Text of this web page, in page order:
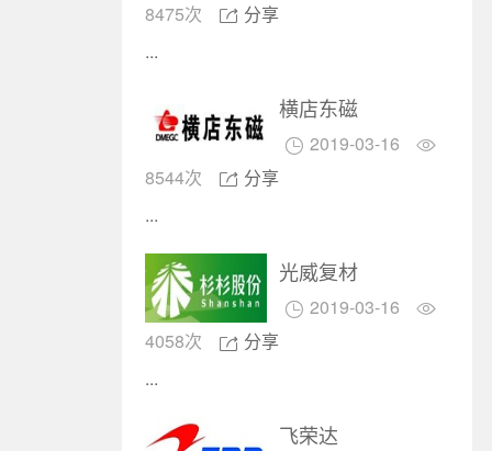
8475次  分享
...
横店东磁
 2019-03-16 
8544次  分享
...
光威复材
 2019-03-16 
4058次  分享
...
飞荣达